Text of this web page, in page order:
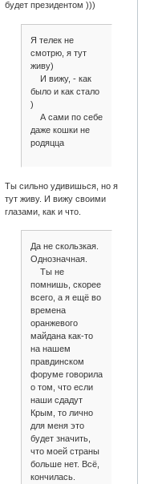
будет президентом )))
Я телек не
смотрю, я тут
живу)
И вижу, - как
было и как стало
)
А сами по себе
даже кошки не
родяцца
Ты сильно удивишься, но я
тут живу. И вижу своими
глазами, как и что.
Да не скользкая.
Однозначная.
Ты не
помнишь, скорее
всего, а я ещё во
времена
оранжевого
майдана как-то
на нашем
правдинском
форуме говорила
о том, что если
наши сдадут
Крым, то лично
для меня это
будет значить,
что моей страны
больше нет. Всё,
кончилась.